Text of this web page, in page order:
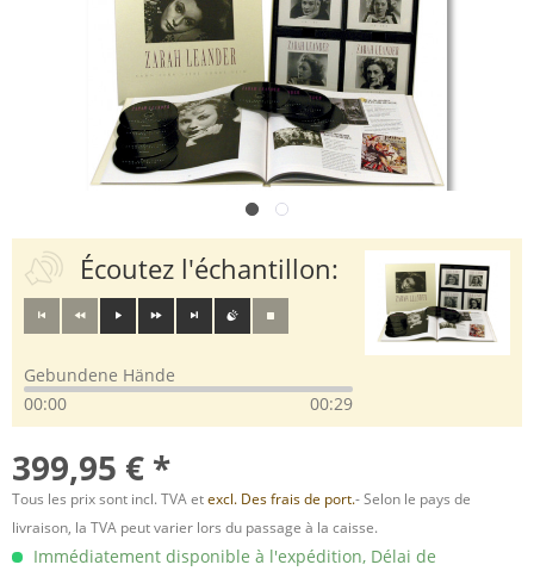
Écoutez l'échantillon:
Gebundene Hände
00:00
00:29
399,95 € *
Tous les prix sont incl. TVA etexcl. Des frais de port.- Selon le pays de
livraison, la TVA peut varier lors du passage à la caisse.
Immédiatement disponible à l'expédition, Délai de